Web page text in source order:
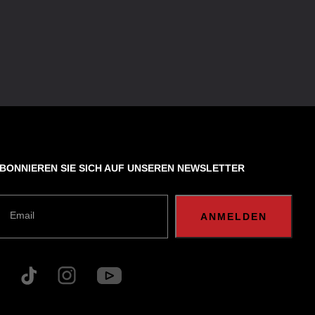
SIE SICH AUF UNSEREN NEWSLETTER
Email ANMELDEN